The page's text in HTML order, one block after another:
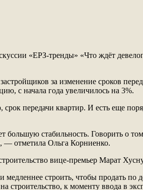
«ЕРЗ-тренды» «Что ждёт
за изменение сроков
с начала года увеличилось на 3%.
передачи квартир. И есть еще
стабильность. Говорить о
— отметила Ольга Корниенко.
вице-премьер Марат
строить, чтобы продать по
строительство, к моменту ввода в